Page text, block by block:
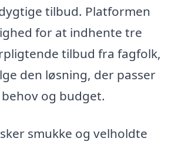
tilbud. Platformen
for at indhente tre
tilbud fra fagfolk,
den løsning, der passer
og budget.
smukke og velholdte